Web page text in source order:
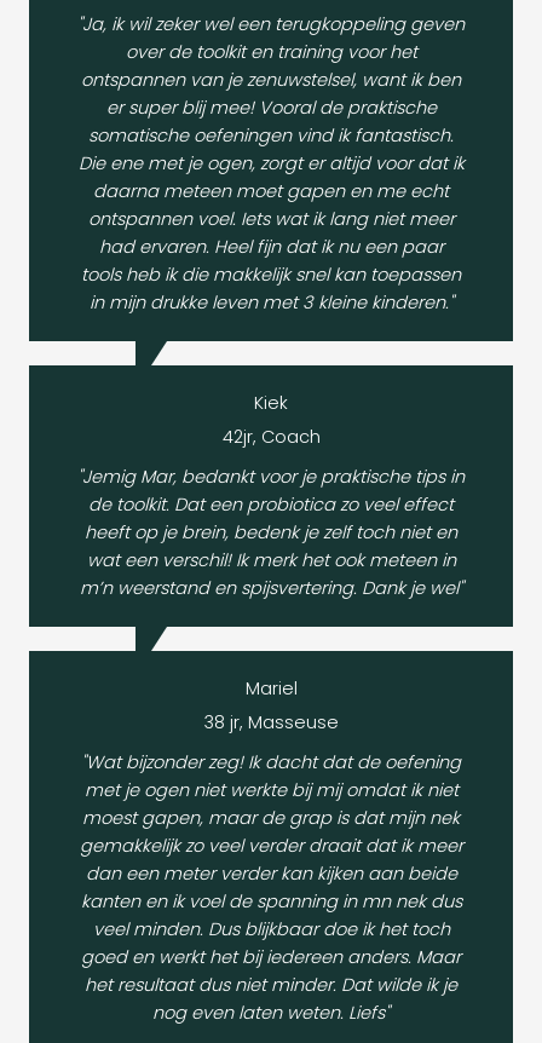
"Ja, ik wil zeker wel een terugkoppeling geven
over de toolkit en training voor het
ontspannen van je zenuwstelsel, want ik ben
er super blij mee! Vooral de praktische
somatische oefeningen vind ik fantastisch.
Die ene met je ogen, zorgt er altijd voor dat ik
daarna meteen moet gapen en me echt
ontspannen voel. Iets wat ik lang niet meer
had ervaren. Heel fijn dat ik nu een paar
tools heb ik die makkelijk snel kan toepassen
in mijn drukke leven met 3 kleine kinderen."
Kiek
42jr, Coach
"Jemig Mar, bedankt voor je praktische tips in
de toolkit. Dat een probiotica zo veel effect
heeft op je brein, bedenk je zelf toch niet en
wat een verschil! Ik merk het ook meteen in
m’n weerstand en spijsvertering. Dank je wel"
Mariel
38 jr, Masseuse
"Wat bijzonder zeg! Ik dacht dat de oefening
met je ogen niet werkte bij mij omdat ik niet
moest gapen, maar de grap is dat mijn nek
gemakkelijk zo veel verder draait dat ik meer
dan een meter verder kan kijken aan beide
kanten en ik voel de spanning in mn nek dus
veel minden. Dus blijkbaar doe ik het toch
goed en werkt het bij iedereen anders. Maar
het resultaat dus niet minder. Dat wilde ik je
nog even laten weten. Liefs"